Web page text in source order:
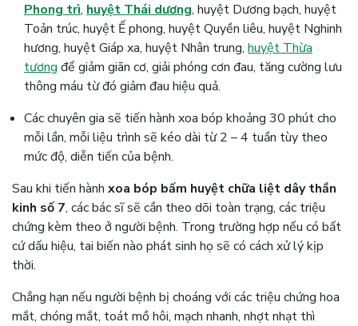
Phong trì, huyệt Thái dương, huyệt Dương bạch, huyệt
Toản trúc, huyệt Ế phong, huyệt Quyền liêu, huyệt Nghinh
hương, huyệt Giáp xa, huyệt Nhân trung, huyệt Thừa
tương để giảm giãn cơ, giải phóng cơn đau, tăng cường lưu
thông máu từ đó giảm đau hiệu quả.
Các chuyên gia sẽ tiến hành xoa bóp khoảng 30 phút cho
mỗi lần, mỗi liệu trình sẽ kéo dài từ 2 – 4 tuần tùy theo
mức độ, diễn tiến của bệnh.
Sau khi tiến hành xoa bóp bấm huyệt chữa liệt dây thần
kinh số 7, các bác sĩ sẽ cần theo dõi toàn trạng, các triệu
chứng kèm theo ở người bệnh. Trong trường hợp nếu có bất
cứ dấu hiệu, tai biến nào phát sinh họ sẽ có cách xử lý kịp
thời.
Chẳng hạn nếu người bệnh bị choáng với các triệu chứng hoa
mắt, chóng mắt, toát mồ hôi, mạch nhanh, nhợt nhạt thì